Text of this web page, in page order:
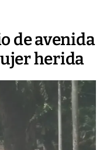
de avenida
herida